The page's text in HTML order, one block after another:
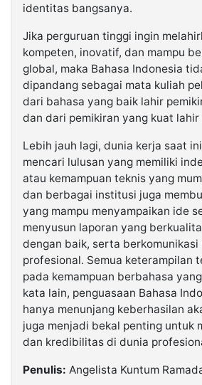
identitas bangsanya.
Jika perguruan tinggi ingin
kompeten, inovatif, dan mampu
global, maka Bahasa Indonesia
dipandang sebagai mata kuliah
dari bahasa yang baik lahir
dan dari pemikiran yang kuat lahir
Lebih jauh lagi, dunia kerja saat
mencari lulusan yang memiliki
atau kemampuan teknis yang
dan berbagai institusi juga
yang mampu menyampaikan ide
menyusun laporan yang
dengan baik, serta berkomunikasi
profesional. Semua keterampilan
pada kemampuan berbahasa
kata lain, penguasaan Bahasa
hanya menunjang keberhasilan
juga menjadi bekal penting untuk
dan kredibilitas di dunia
Penulis: Angelista Kuntum